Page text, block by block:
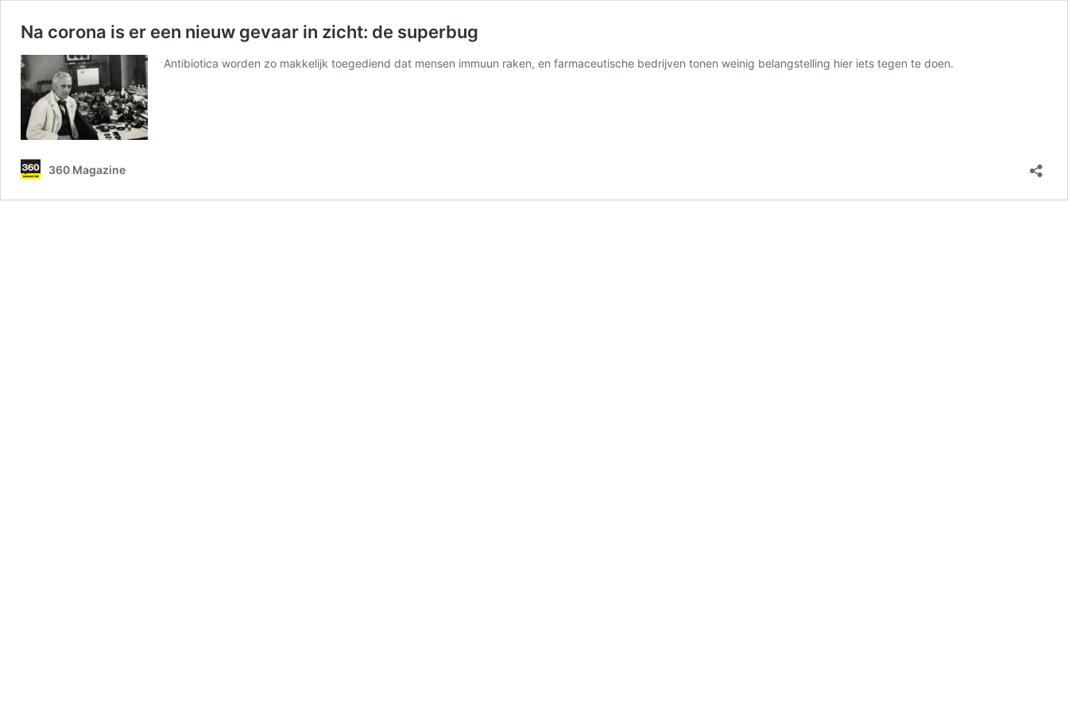
Na corona is er een nieuw gevaar in zicht: de superbug
Antibiotica worden zo makkelijk toegediend dat mensen immuun raken, en farmaceutische bedrijven tonen weinig belangstelling hier iets tegen te doen.
360 Magazine